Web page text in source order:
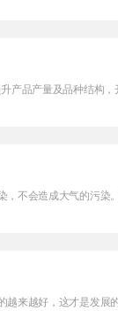
产品产量及品种结构
不会造成大气的污染
来越好，这才是发展